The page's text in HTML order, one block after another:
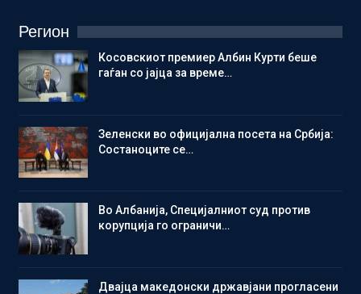
Регион
Косовскиот премиер Албин Курти беше
гаѓан со јајца за време…
Зеленски во официјална посета на Србија:
Состаноците се…
Во Албанија, Специјалниот суд против
корупција го ограничи…
Двајца македонски државјани прогласени